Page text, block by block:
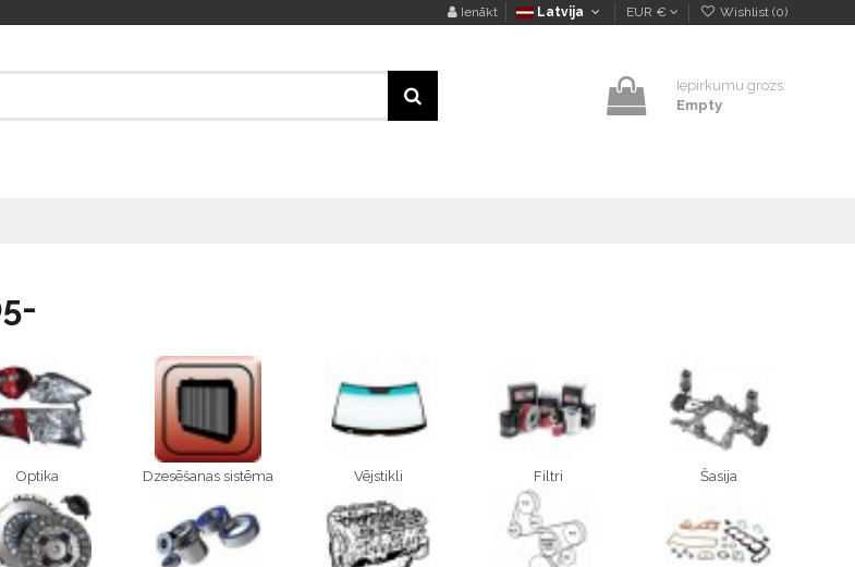
Ienākt Latvija EUR € Wishlist (0)
Iepirkumu grozs:
Empty
Optika Dzesēšanas sistēma Vējstikli Filtri Šasija